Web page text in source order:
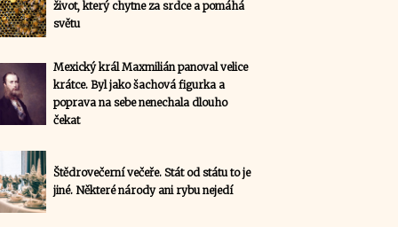
život, který chytne za srdce a pomáhá
světu
Mexický král Maxmilián panoval velice
krátce. Byl jako šachová figurka a
poprava na sebe nenechala dlouho
čekat
Štědrovečerní večeře. Stát od státu to je
jiné. Některé národy ani rybu nejedí